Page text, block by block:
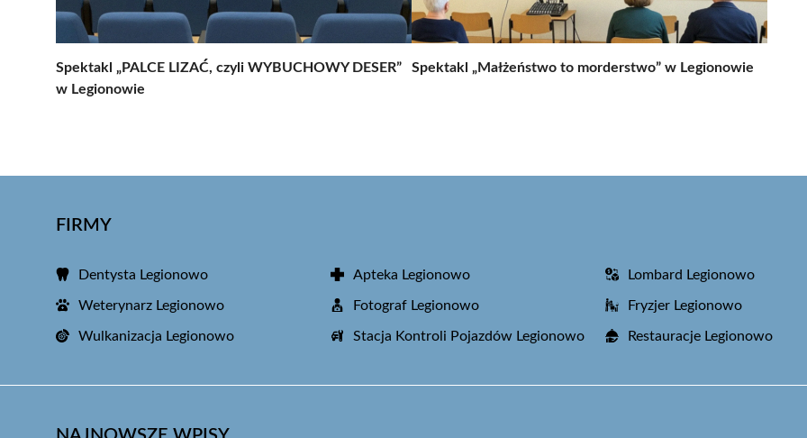
Spektakl „PALCE LIZAĆ, czyli WYBUCHOWY DESER”
w Legionowie
Spektakl „Małżeństwo to morderstwo” w Legionowie
FIRMY
Dentysta Legionowo Apteka Legionowo Lombard Legionowo
Weterynarz Legionowo Fotograf Legionowo Fryzjer Legionowo
Wulkanizacja Legionowo Stacja Kontroli Pojazdów Legionowo Restauracje Legionowo